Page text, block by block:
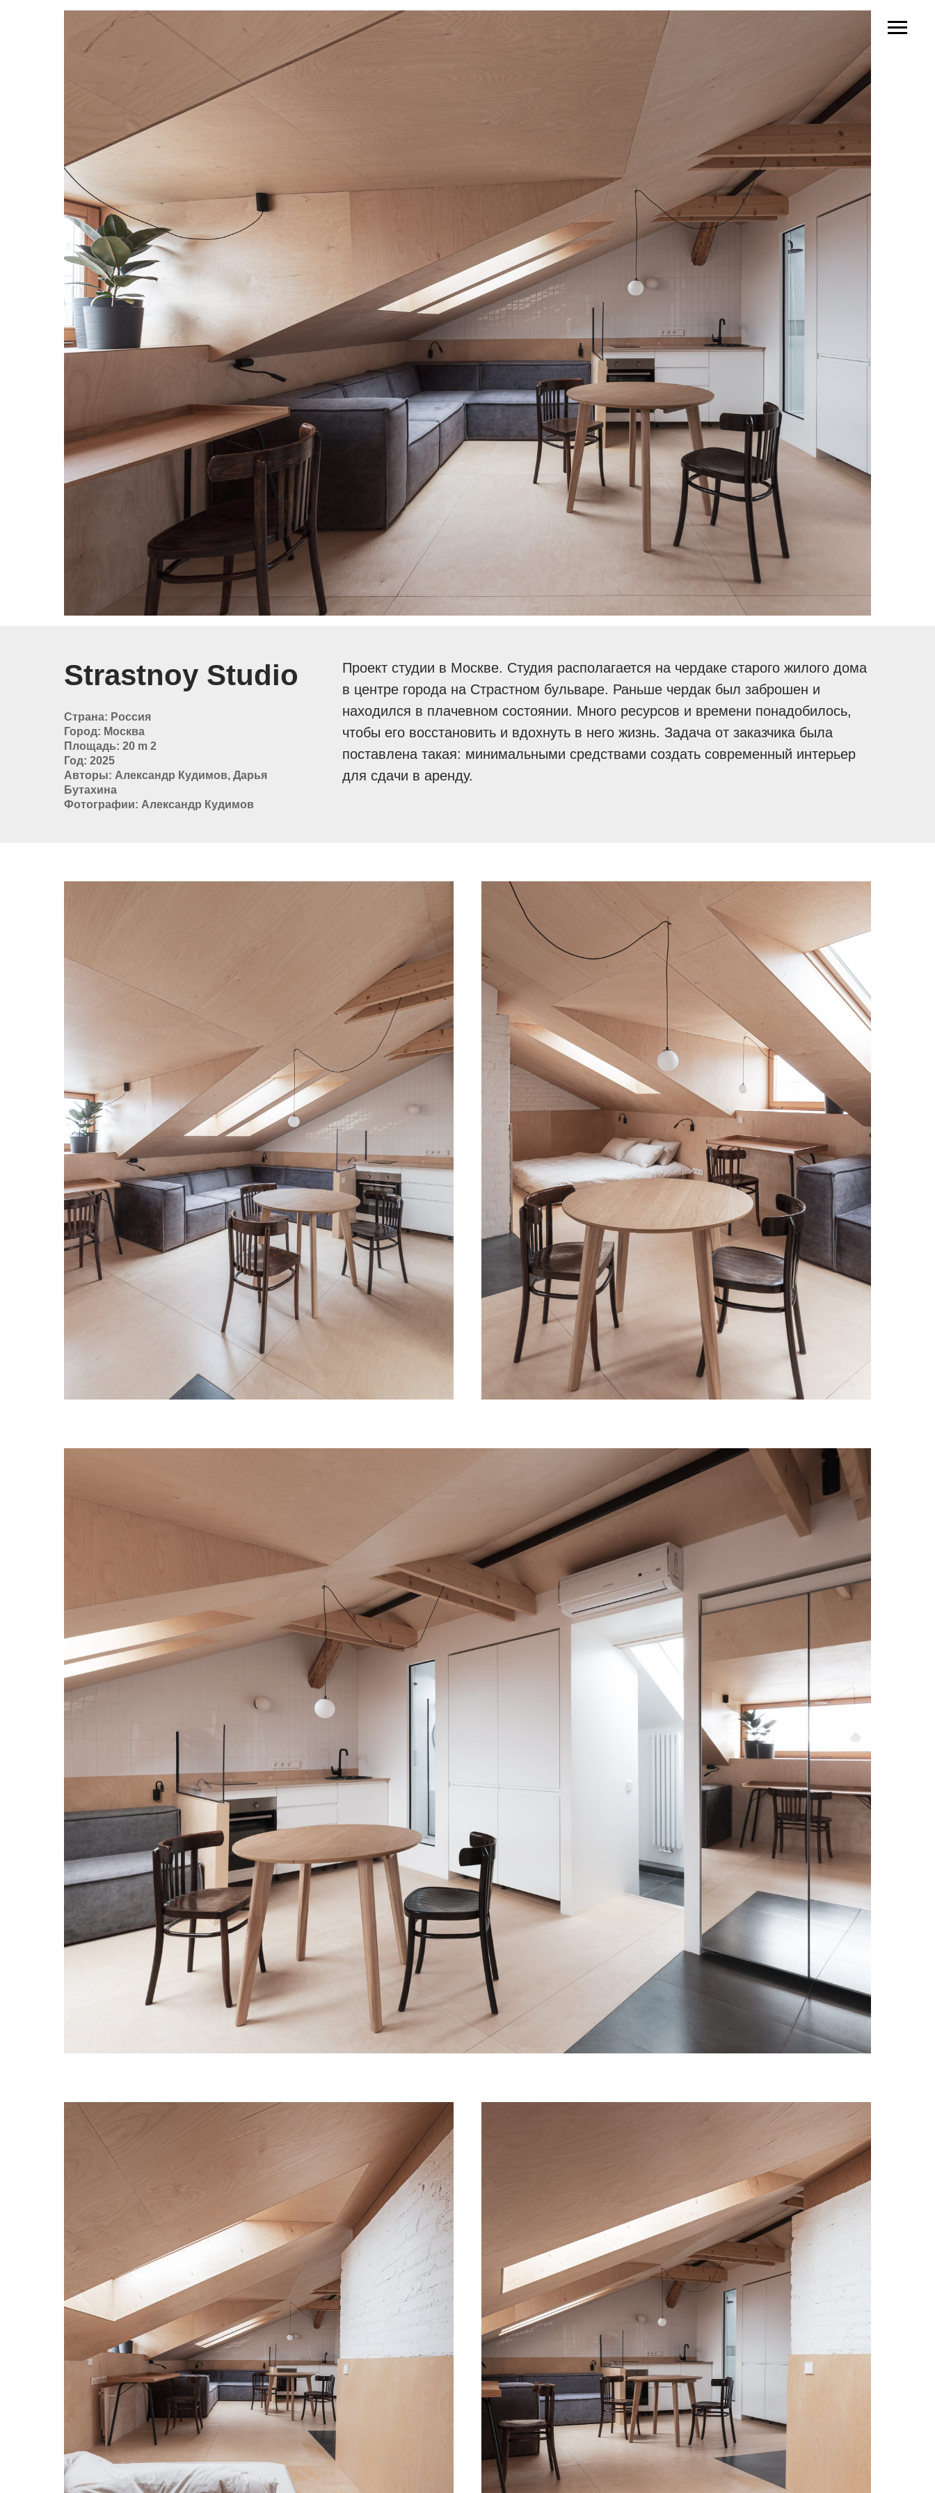
Strastnoy Studio
Страна: Россия
Город: Москва
Площадь: 20 m 2
Год: 2025
Авторы: Александр Кудимов, Дарья
Бутахина
Фотографии: Александр Кудимов
Проект студии в Москве. Студия располагается на чердаке старого жилого дома
в центре города на Страстном бульваре. Раньше чердак был заброшен и
находился в плачевном состоянии. Много ресурсов и времени понадобилось,
чтобы его восстановить и вдохнуть в него жизнь. Задача от заказчика была
поставлена такая: минимальными средствами создать современный интерьер
для сдачи в аренду.